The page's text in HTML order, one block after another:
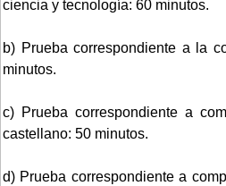
ciencia y tecnología: 60 minutos.
b) Prueba correspondiente a la
minutos.
c) Prueba correspondiente a
castellano: 50 minutos.
d) Prueba correspondiente a